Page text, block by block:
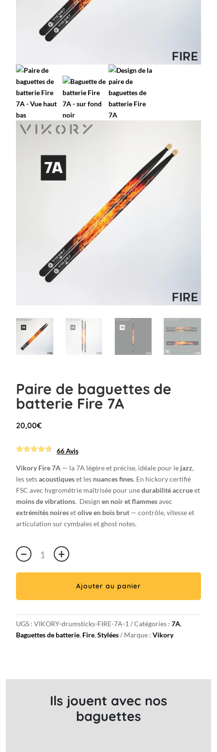
Paire de baguettes de
batterie Fire 7A
20,00€
4.59090909
09091 sur
5 basé
notations
client
66 Avis
Vikory Fire 7A — la 7A légère et précise, idéale pour le jazz,
les setsacoustiqueset les nuances fines. En hickory certifié
FSC avec hygrométrie maîtrisée pour unedurabilité accrueet
moins de vibrations. Designen noir et flammesavec
extrémités noiresetolive en bois brut — contrôle, vitesse et
articulation sur cymbales et ghost notes.
quantité
de
Paire
batterie
Fire
7A
− +
Ajouter au panier
UGS :VIKORY-drumsticks-FIRE-7A-1 Catégories :7A,
Baguettes de batterie, Fire,Stylées Marque :Vikory
Ils jouent avec nos
baguettes